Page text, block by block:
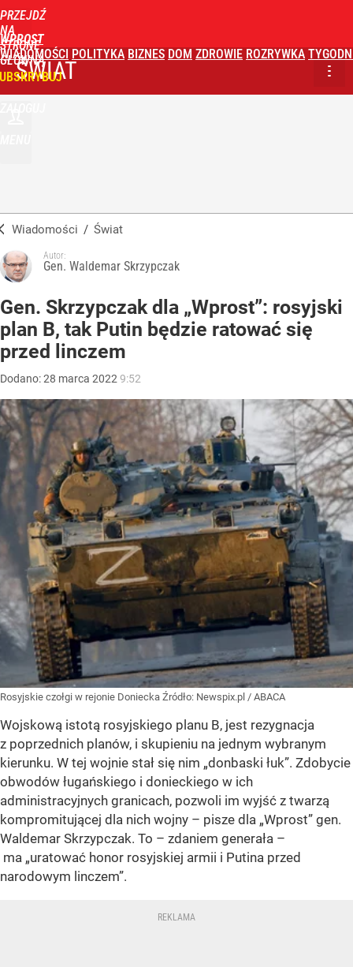
PRZEJDŹ
NA
STRONĘ
GŁÓWNĄ
WPROST
WIADOMOŚCI POLITYKA BIZNES DOM ZDROWIE ROZRYWKA
ŚWIAT
Wiadomości / Świat
Autor:
Gen. Waldemar Skrzypczak
Gen. Skrzypczak dla „Wprost”: rosyjski
plan B, tak Putin będzie ratować się
przed linczem
Dodano:28 marca 2022 9:52
Rosyjskie czołgi w rejonie Doniecka Źródło: Newspix.pl / ABACA
Wojskową istotą rosyjskiego planu B, jest rezygnacja
z poprzednich planów, i skupieniu na jednym wybranym
kierunku. W tej wojnie stał się nim „donbaski łuk”. Zdobycie
obwodów ługańskiego i donieckiego w ich
administracyjnych granicach, pozwoli im wyjść z twarzą
kompromitującej dla nich wojny – pisze dla „Wprost” gen.
Waldemar Skrzypczak. To – zdaniem generała –
ma „uratować honor rosyjskiej armii i Putina przed
narodowym linczem”.